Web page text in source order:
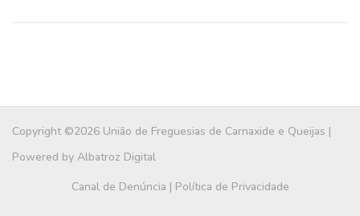
Copyright ©2026 União de Freguesias de Carnaxide e Queijas |
Powered by Albatroz Digital
Canal de Denúncia | Política de Privacidade